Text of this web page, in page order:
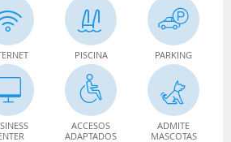
PISCINA PARKING
ACCESOS
ADAPTADOS
ADMITE
MASCOTAS